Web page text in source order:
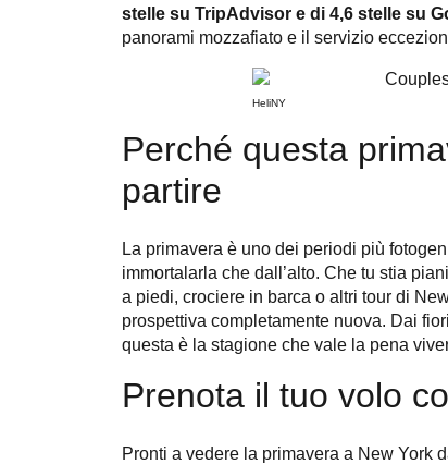
stelle su TripAdvisor e di 4,6 stelle su
panorami mozzafiato e il servizio
HeliNY
Perché questa
partire
La primavera è uno dei periodi più
immortalarla che dall’alto. Che tu stia
a piedi, crociere in barca o altri tour di
prospettiva completamente nuova. Dai
questa è la stagione che vale la pena
Prenota il tuo volo
Pronti a vedere la primavera a New York